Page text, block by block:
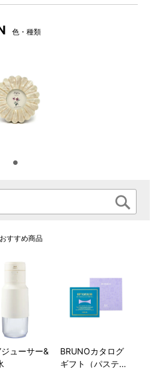
色・種類
おすすめ商品
ジューサー&
BRUNOカタログ
ギフト（パステル